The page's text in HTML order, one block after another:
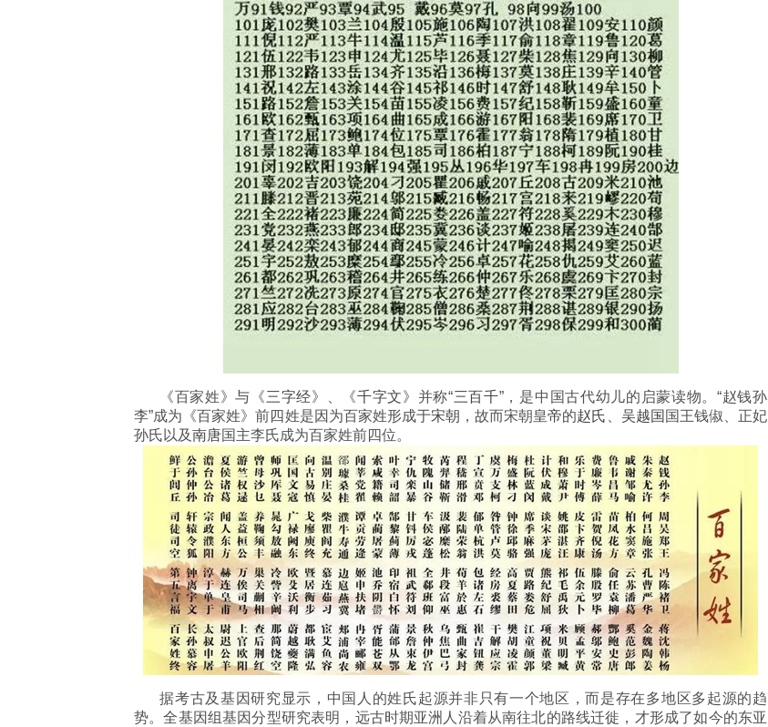
《百家姓》与《三字经》、《千字文》并称“三百千”，是中国古代幼儿的启蒙读物。“赵钱孙
李”成为《百家姓》前四姓是因为百家姓形成于宋朝 ，故而宋朝皇帝的赵氏 吴越国 国王钱俶、正妃
孙氏以及南唐国主李氏成为百家姓前四位。
据考古及基因研究显示，中国人的姓氏起源并非只有一个地区，而是存在多地区多起源的趋
势。全基因组基因分型研究表明，远古时期亚洲人沿着从南往北的路线迁徙，才形成了如今的东亚